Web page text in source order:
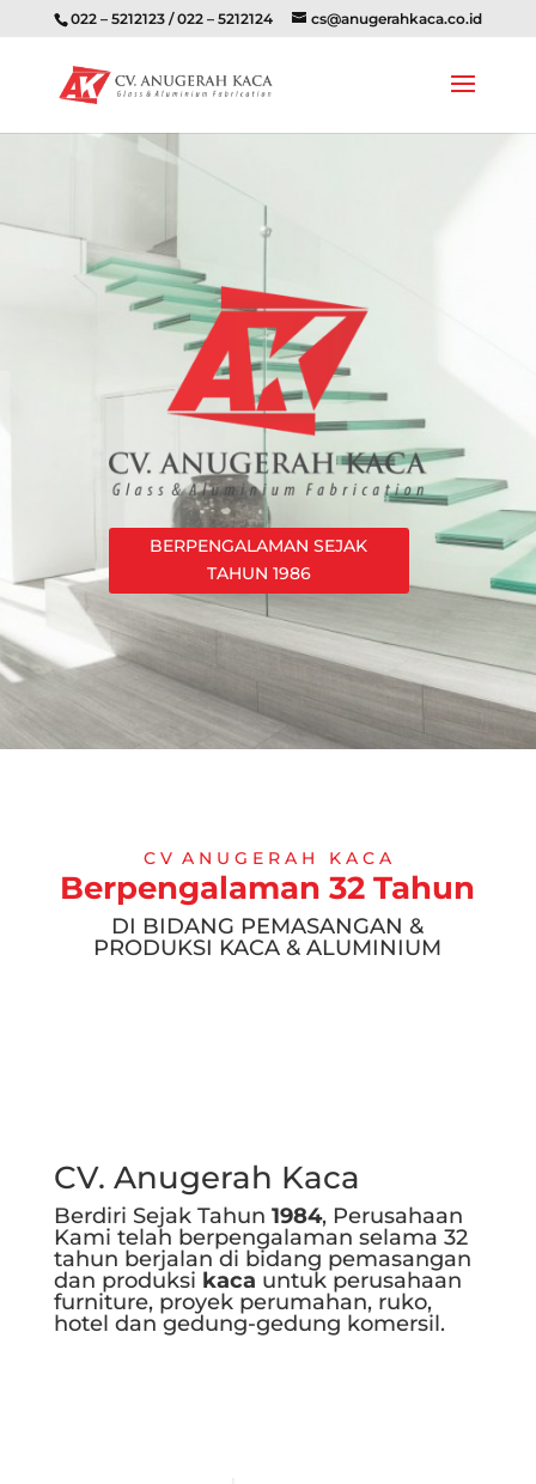
022 – 5212123 / 022 – 5212124 cs@anugerahkaca.co.id
BERPENGALAMAN SEJAK
TAHUN 1986
C V A N U G E R A H K A C A
Berpengalaman 32 Tahun
DI BIDANG PEMASANGAN &
PRODUKSI KACA & ALUMINIUM
CV. Anugerah Kaca
Berdiri Sejak Tahun 1984, Perusahaan
Kami telah berpengalaman selama 32
tahun berjalan di bidang pemasangan
dan produksi kaca untuk perusahaan
furniture, proyek perumahan, ruko,
hotel dan gedung-gedung komersil.